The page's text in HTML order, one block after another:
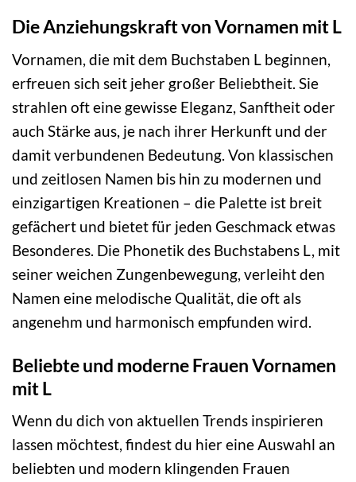
Die Anziehungskraft von Vornamen mit L
Vornamen, die mit dem Buchstaben L beginnen,
erfreuen sich seit jeher großer Beliebtheit. Sie
strahlen oft eine gewisse Eleganz, Sanftheit oder
auch Stärke aus, je nach ihrer Herkunft und der
damit verbundenen Bedeutung. Von klassischen
und zeitlosen Namen bis hin zu modernen und
einzigartigen Kreationen – die Palette ist breit
gefächert und bietet für jeden Geschmack etwas
Besonderes. Die Phonetik des Buchstabens L, mit
seiner weichen Zungenbewegung, verleiht den
Namen eine melodische Qualität, die oft als
angenehm und harmonisch empfunden wird.
Beliebte und moderne Frauen Vornamen
mit L
Wenn du dich von aktuellen Trends inspirieren
lassen möchtest, findest du hier eine Auswahl an
beliebten und modern klingenden Frauen